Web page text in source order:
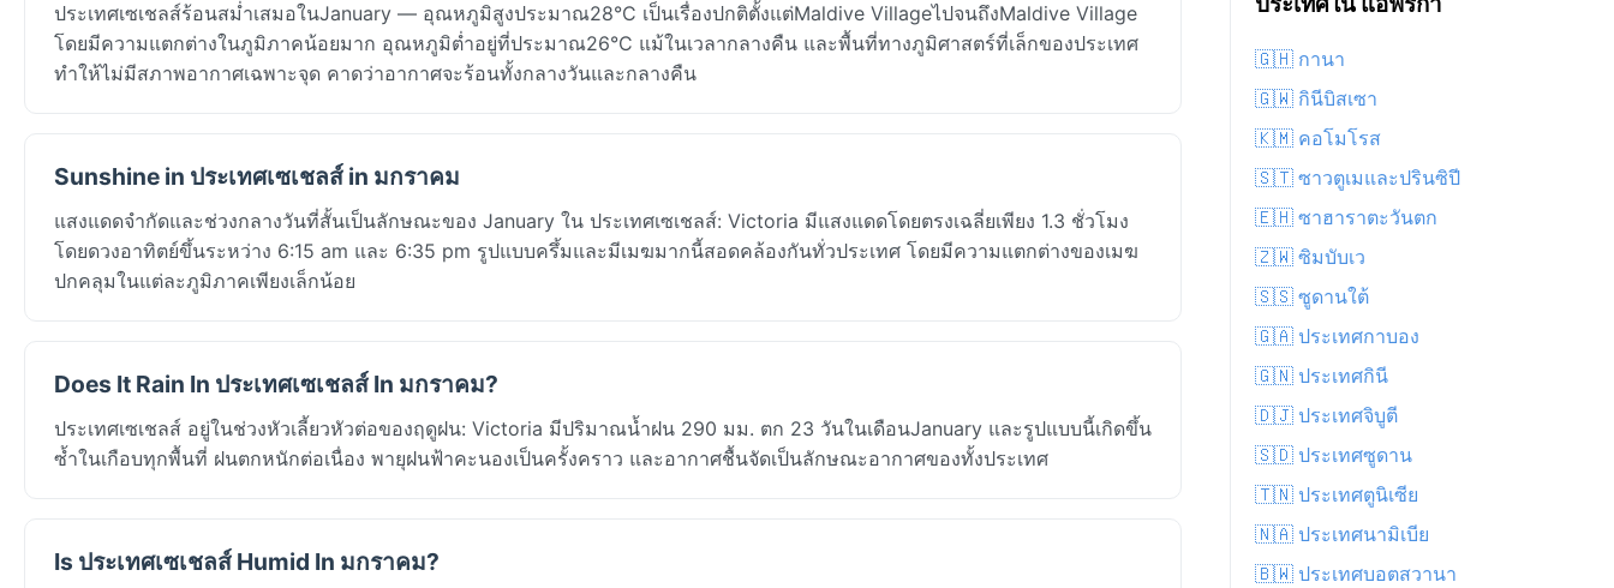
ประเทศเซเชลส์ร้อนสม่ำเสมอในJanuary — อุณหภูมิสูงประมาณ28°C เป็นเรื่องปกติตั้งแต่Maldive VillageไปจนถึงMaldive Village
โดยมีความแตกต่างในภูมิภาคน้อยมาก อุณหภูมิต่ำอยู่ที่ประมาณ26°C แม้ในเวลากลางคืน และพื้นที่ทางภูมิศาสตร์ที่เล็กของประเทศ
ทำให้ไม่มีสภาพอากาศเฉพาะจุด คาดว่าอากาศจะร้อนทั้งกลางวันและกลางคืน
Sunshine in ประเทศเซเชลส์ in มกราคม
แสงแดดจำกัดและช่วงกลางวันที่สั้นเป็นลักษณะของ January ใน ประเทศเซเชลส์: Victoria มีแสงแดดโดยตรงเฉลี่ยเพียง 1.3 ชั่วโมง
โดยดวงอาทิตย์ขึ้นระหว่าง 6:15 am และ 6:35 pm รูปแบบครึ้มและมีเมฆมากนี้สอดคล้องกันทั่วประเทศ โดยมีความแตกต่างของเมฆ
ปกคลุมในแต่ละภูมิภาคเพียงเล็กน้อย
Does It Rain In ประเทศเซเชลส์ In มกราคม?
ประเทศเซเชลส์ อยู่ในช่วงหัวเลี้ยวหัวต่อของฤดูฝน: Victoria มีปริมาณน้ำฝน 290 มม. ตก 23 วันในเดือนJanuary และรูปแบบนี้เกิดขึ้น
ซ้ำในเกือบทุกพื้นที่ ฝนตกหนักต่อเนื่อง พายุฝนฟ้าคะนองเป็นครั้งคราว และอากาศชื้นจัดเป็นลักษณะอากาศของทั้งประเทศ
Is ประเทศเซเชลส์ Humid In มกราคม?
🇬🇭 กานา
🇬🇼 กินีบิสเซา
🇰🇲 คอโมโรส
🇸🇹 ซาวตูเมและปรินซิปี
🇪🇭 ซาฮาราตะวันตก
🇿🇼 ซิมบับเว
🇸🇸 ซูดานใต้
🇬🇦 ประเทศกาบอง
🇬🇳 ประเทศกินี
🇩🇯 ประเทศจิบูตี
🇸🇩 ประเทศซูดาน
🇹🇳 ประเทศตูนิเซีย
🇳🇦 ประเทศนามิเบีย
🇧🇼 ประเทศบอตสวานา